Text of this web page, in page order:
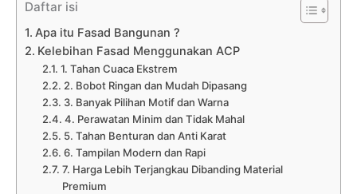
Daftar isi
Apa itu Fasad Bangunan ?
Kelebihan Fasad Menggunakan ACP
1. Tahan Cuaca Ekstrem
2. Bobot Ringan dan Mudah Dipasang
3. Banyak Pilihan Motif dan Warna
4. Perawatan Minim dan Tidak Mahal
5. Tahan Benturan dan Anti Karat
6. Tampilan Modern dan Rapi
7. Harga Lebih Terjangkau Dibanding Material
Premium